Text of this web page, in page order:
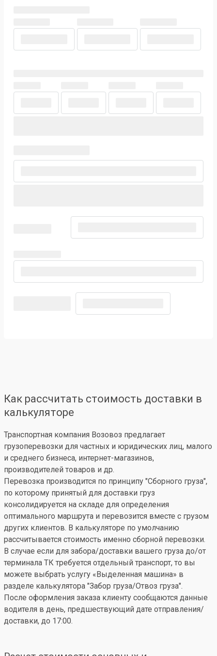
Как рассчитать стоимость доставки в
калькуляторе
Транспортная компания Возовоз предлагает
грузоперевозки для частных и юридических лиц, малого
и среднего бизнеса, интернет-магазинов,
производителей товаров и др.
Перевозка производится по принципу "Сборного груза",
по которому принятый для доставки груз
консолидируется на складе для определения
оптимального маршрута и перевозится вместе с грузом
других клиентов. В калькуляторе по умолчанию
рассчитывается стоимость именно сборной перевозки.
В случае если для забора/доставки вашего груза до/от
терминала ТК требуется отдельный транспорт, то вы
можете выбрать услугу «Выделенная машина» в
разделе калькулятора "Забор груза/Отвоз груза".
После оформления заказа клиенту сообщаются данные
водителя в день, предшествующий дате отправления/
доставки, до 17:00.